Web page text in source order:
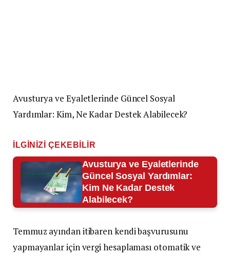
Avusturya ve Eyaletlerinde Güncel Sosyal
Yardımlar: Kim, Ne Kadar Destek Alabilecek?
İLGINIZI ÇEKEBILIR
Avusturya ve Eyaletlerinde
Güncel Sosyal Yardımlar:
Kim Ne Kadar Destek
Alabilecek?
Temmuz ayından itibaren kendi başvurusunu
yapmayanlar için vergi hesaplaması otomatik ve